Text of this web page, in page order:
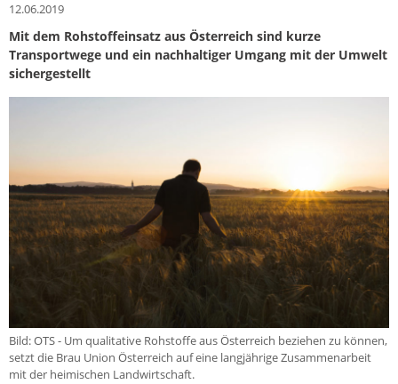
12.06.2019
Mit dem Rohstoffeinsatz aus Österreich sind kurze
Transportwege und ein nachhaltiger Umgang mit der Umwelt
sichergestellt
Bild: OTS - Um qualitative Rohstoffe aus Österreich beziehen zu können,
setzt die Brau Union Österreich auf eine langjährige Zusammenarbeit
mit der heimischen Landwirtschaft.